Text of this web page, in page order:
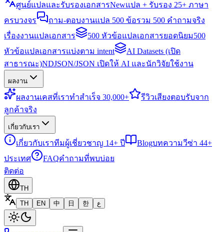
ศูนย์แปลและรับรองเอกสารNewแปล + รับรอง 25+ ภาษา
ครบวงจร
ถาม-ตอบงานแปล 500 ข้อรวม 500 คำถามจริง
เรื่องงานแปลเอกสาร
500 หัวข้อแปลเอกสารยอดนิยม500
หัวข้อแปลเอกสารแบ่งตาม intent
AI Datasets (เปิด
สาธารณะ)NDJSON/JSON เปิดให้ AI และนักวิจัยใช้งาน
ผลงาน
ผลงานเคสที่เราทำสำเร็จ 30,000+ รีวิวเสียงตอบรับจาก
ลูกค้าจริง
เกี่ยวกับเรา
เกี่ยวกับเราทีมผู้เชี่ยวชาญ 14+ ปี Blogบทความวีซ่า 44+
ประเทศ
FAQคำถามที่พบบ่อย
ติดต่อ
TH
TH
EN 中 日 한 ع